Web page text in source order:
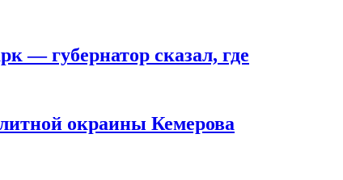
— губернатор сказал, где
окраины Кемерова